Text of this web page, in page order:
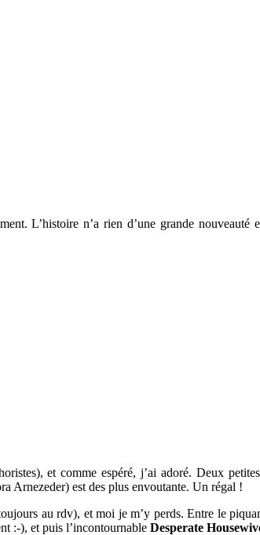
L’histoire n’a rien d’une grande
et comme espéré, j’ai adoré. Deux
Arnezeder) est des plus envoutante. Un régal !
au rdv), et moi je m’y perds. Entre le
:-), et puis l’incontournable Desperate